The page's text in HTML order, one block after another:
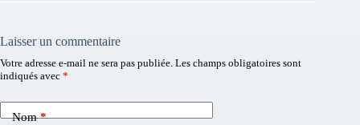
Laisser un commentaire
Votre adresse e-mail ne sera pas publiée. Les champs obligatoires sont
indiqués avec *
Nom*